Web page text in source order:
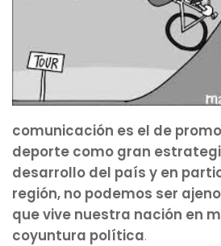
comunicación es el de
deporte como gran
desarrollo del país y en
región, no podemos ser
que vive nuestra nación en
coyuntura política.